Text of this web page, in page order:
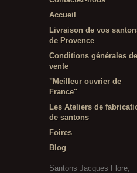
Accueil
Livraison de vos
de Provence
Conditions générales de
vente
"Meilleur ouvrier de
France"
Les Ateliers de
de santons
Foires
Blog
Santons Jacques Flore,